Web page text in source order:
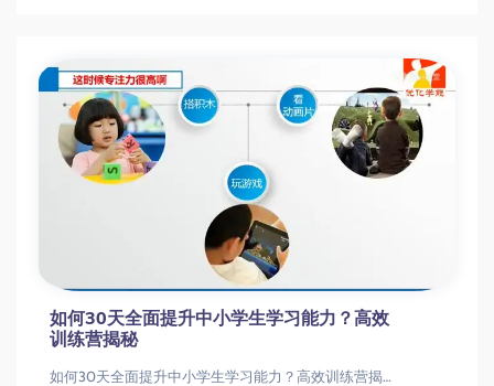
如何30天全面提升中小学生学习能力？高效
训练营揭秘
如何30天全面提升中小学生学习能力？高效训练营揭秘30天中小学生高效学习训练营学习能力训练|注意力提升|学习方法